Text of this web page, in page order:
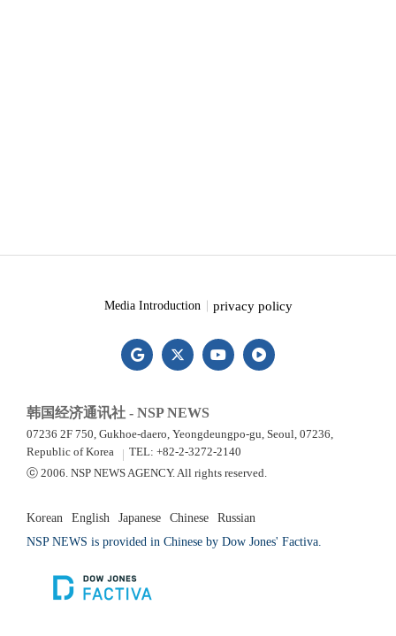
Media Introduction privacy policy
韩国经济通讯社 - NSP NEWS
07236 2F 750, Gukhoe-daero, Yeongdeungpo-gu, Seoul, 07236,
Republic of Korea
TEL: +82-2-3272-2140
ⓒ 2006. NSP NEWS AGENCY. All rights reserved.
Korean English Japanese Chinese
Russian
NSP NEWS is provided in Chinese by Dow Jones' Factiva.